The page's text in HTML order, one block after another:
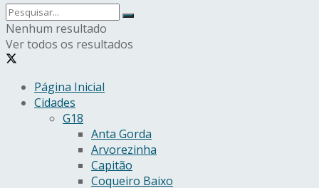
Nenhum resultado
Ver todos os resultados
Página Inicial
Cidades
G18
Anta Gorda
Arvorezinha
Capitão
Coqueiro Baixo